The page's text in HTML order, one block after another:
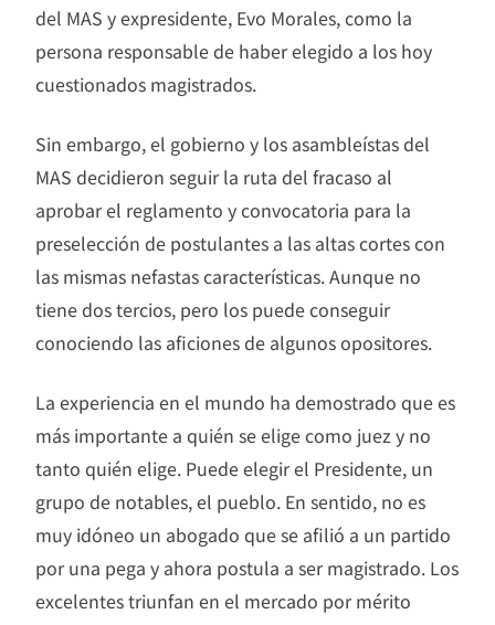
del MAS y expresidente, Evo Morales, como la
persona responsable de haber elegido a los hoy
cuestionados magistrados.
Sin embargo, el gobierno y los asambleístas del
MAS decidieron seguir la ruta del fracaso al
aprobar el reglamento y convocatoria para la
preselección de postulantes a las altas cortes con
las mismas nefastas características. Aunque no
tiene dos tercios, pero los puede conseguir
conociendo las aficiones de algunos opositores.
La experiencia en el mundo ha demostrado que es
más importante a quién se elige como juez y no
tanto quién elige. Puede elegir el Presidente, un
grupo de notables, el pueblo. En sentido, no es
muy idóneo un abogado que se afilió a un partido
por una pega y ahora postula a ser magistrado. Los
excelentes triunfan en el mercado por mérito